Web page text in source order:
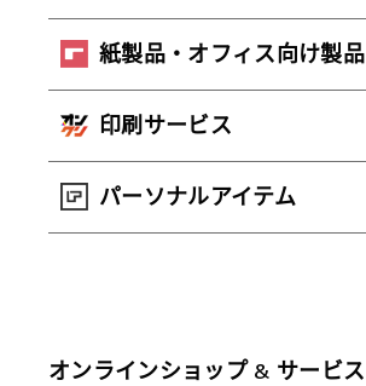
紙製品・オフィス向け製品
印刷サービス
パーソナルアイテム
オンラインショップ & サービス